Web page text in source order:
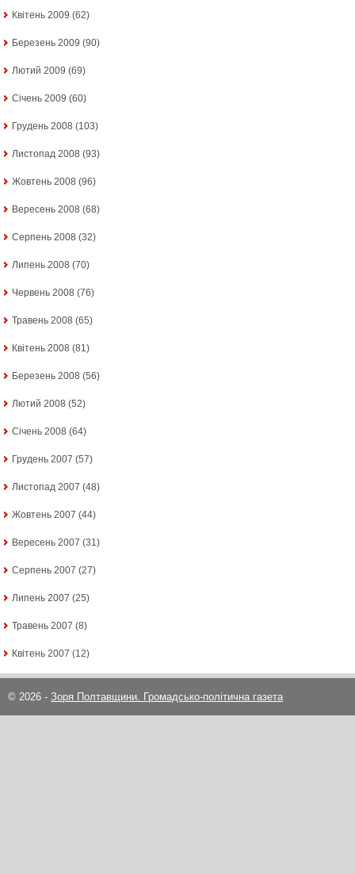
Квітень 2009 (62)
Березень 2009 (90)
Лютий 2009 (69)
Січень 2009 (60)
Грудень 2008 (103)
Листопад 2008 (93)
Жовтень 2008 (96)
Вересень 2008 (68)
Серпень 2008 (32)
Липень 2008 (70)
Червень 2008 (76)
Травень 2008 (65)
Квітень 2008 (81)
Березень 2008 (56)
Лютий 2008 (52)
Січень 2008 (64)
Грудень 2007 (57)
Листопад 2007 (48)
Жовтень 2007 (44)
Вересень 2007 (31)
Серпень 2007 (27)
Липень 2007 (25)
Травень 2007 (8)
Квітень 2007 (12)
© 2026 - Зоря Полтавщини. Громадсько-політична газета